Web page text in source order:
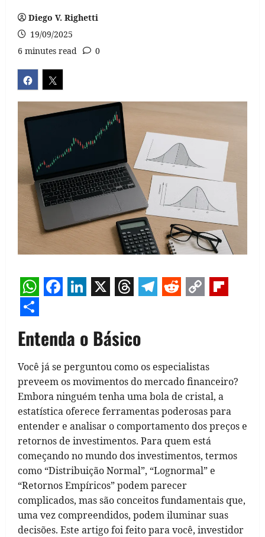
Diego V. Righetti
19/09/2025
6 minutes read
0
WhatsApp
Share
Entenda o Básico
Você já se perguntou como os especialistas
preveem os movimentos do mercado financeiro?
Embora ninguém tenha uma bola de cristal, a
estatística oferece ferramentas poderosas para
entender e analisar o comportamento dos preços e
retornos de investimentos. Para quem está
começando no mundo dos investimentos, termos
como “Distribuição Normal”, “Lognormal” e
“Retornos Empíricos” podem parecer
complicados, mas são conceitos fundamentais que,
uma vez compreendidos, podem iluminar suas
decisões. Este artigo foi feito para você, investidor